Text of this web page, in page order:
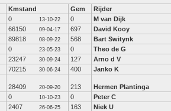
Kmstand Gem Rijder
0 13-10-22 0 M van Dijk
66150 09-04-17 697 David Kooy
89818 08-09-22 568 Bart Switynk
0 23-05-23 0 Theo de G
23247 30-09-24 127 Arno d V
70215 30-06-24 400 Janko K
28409 20-09-20 213 Hermen Plantinga
0 10-10-23 0 Peter C
2407 26-06-25 163 Niek U